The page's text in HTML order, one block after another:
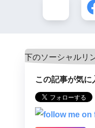
この記事が気に